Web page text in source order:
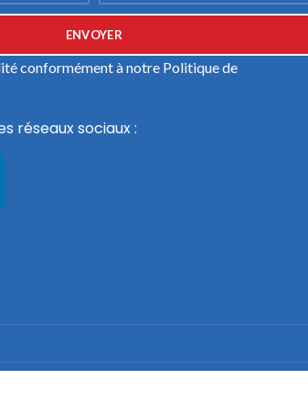
conformément à notre Politique de
réseaux sociaux :